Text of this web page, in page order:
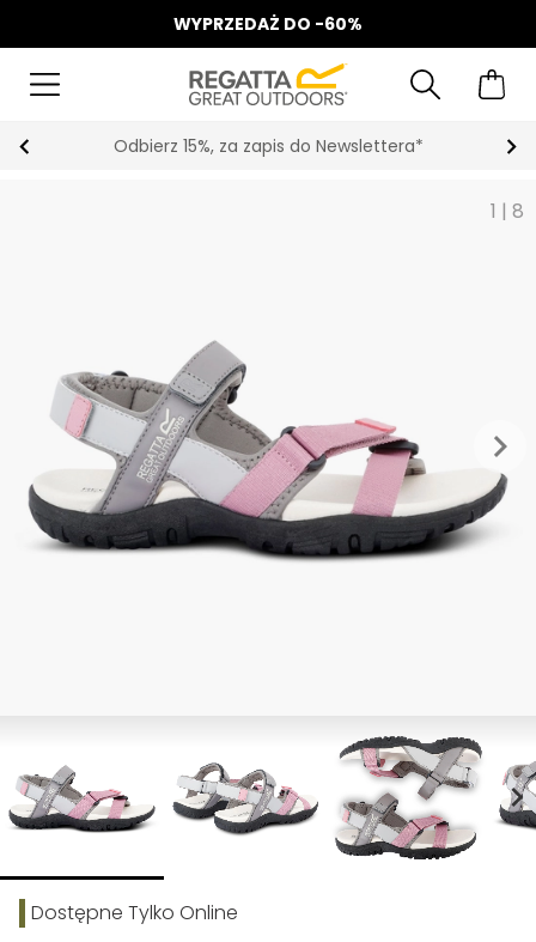
WYPRZEDAŻ DO -60%
Odbierz 15%, za zapis do Newslettera*
1 | 8
keyboard_arrow_right
chevron_right
Dostępne Tylko Online